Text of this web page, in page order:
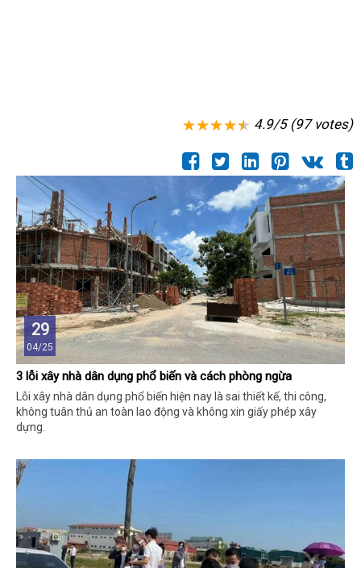
4.9/5 (97 votes)
29
04/25
3 lỗi xây nhà dân dụng phổ biến và cách phòng ngừa
Lỗi xây nhà dân dụng phổ biến hiện nay là sai thiết kế, thi công,
không tuân thủ an toàn lao động và không xin giấy phép xây
dựng.